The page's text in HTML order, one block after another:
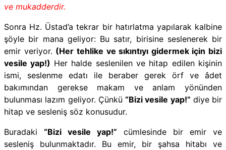
ve mukadderdir.
Sonra Hz. Üstad’a tekrar bir hatırlatma yapılarak kalbine
şöyle bir mana geliyor: Bu satır, birisine seslenerek bir
emir veriyor. (Her tehlike ve sıkıntıyı gidermek için bizi
vesile yap!) Her halde seslenilen ve hitap edilen kişinin
ismi, seslenme edatı ile beraber gerek örf ve âdet
bakımından gerekse makam ve anlam yönünden
bulunması lazım geliyor. Çünkü “Bizi vesile yap!” diye bir
hitap ve sesleniş söz konusudur.
Buradaki“Bizi vesile yap!” cümlesinde bir emir ve
sesleniş bulunmaktadır. Bu emir, bir şahsa hitabı ve